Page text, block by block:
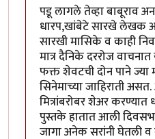
पडू लागले तेव्हा बाबूराव
धारप,खांबेटे सारखे लेखक
सारखी मासिके व काही
मात्र दैनिके दररोज
फक्त शेवटची दोन पाने
सिनेमाच्या जाहिराती
मित्रांबरोबर शेअर
पुस्तके हातात आली
जागा अनेक सरांनी घेतली